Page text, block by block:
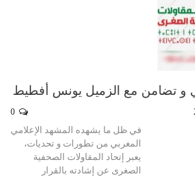
و تضامن مع الزميل يونس أفطيط
في ظل ما يشهده المشهد الإعلامي
المغربي من تطورات و تحديات،
يعبر إتحاد المقاولات الصحفية
الصغرى عن إشادته بالقرار